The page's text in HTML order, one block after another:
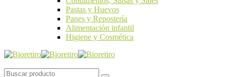
Pastas y Huevos
Panes y Repostería
Alimentación infantil
Higiene y Cosmética